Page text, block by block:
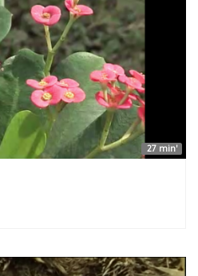
27 min'